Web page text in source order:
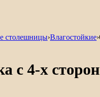
столешницы›Влагостойкие›
с 4-х